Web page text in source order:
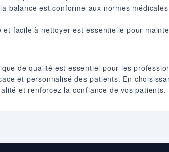
balance est conforme aux normes
facile à nettoyer est essentielle pour
de qualité est essentiel pour les
et personnalisé des patients. En
et renforcez la confiance de vos patients.